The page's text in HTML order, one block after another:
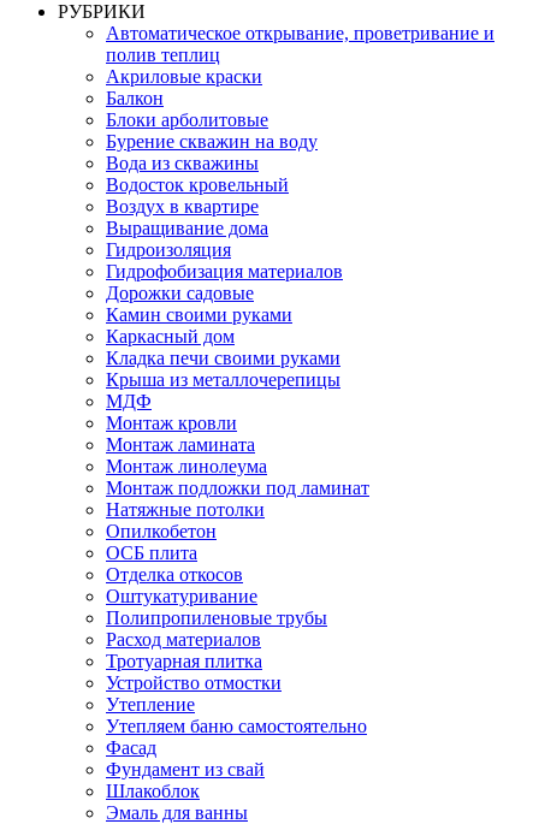
РУБРИКИ
Автоматическое открывание, проветривание и
полив теплиц
Акриловые краски
Балкон
Блоки арболитовые
Бурение скважин на воду
Вода из скважины
Водосток кровельный
Воздух в квартире
Выращивание дома
Гидроизоляция
Гидрофобизация материалов
Дорожки садовые
Камин своими руками
Каркасный дом
Кладка печи своими руками
Крыша из металлочерепицы
МДФ
Монтаж кровли
Монтаж ламината
Монтаж линолеума
Монтаж подложки под ламинат
Натяжные потолки
Опилкобетон
ОСБ плита
Отделка откосов
Оштукатуривание
Полипропиленовые трубы
Расход материалов
Тротуарная плитка
Устройство отмостки
Утепление
Утепляем баню самостоятельно
Фасад
Фундамент из свай
Шлакоблок
Эмаль для ванны